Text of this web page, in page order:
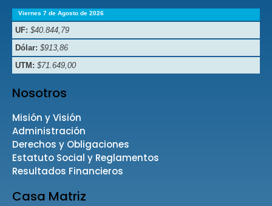
Viernes 7 de Agosto de 2026
UF: $40.844,79
Dólar: $913,86
UTM: $71.649,00
Nosotros
Misión y Visión
Administración
Derechos y Obligaciones
Estatuto Social y Reglamentos
Resultados Financieros
Casa Matriz